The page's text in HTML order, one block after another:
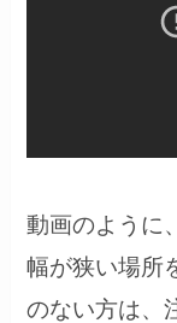
動画のように
幅が狭い場所
のない方は、